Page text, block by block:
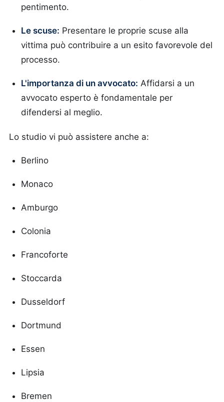
pentimento.
Le scuse: Presentare le proprie scuse alla
vittima può contribuire a un esito favorevole del
processo.
L'importanza di un avvocato: Affidarsi a un
avvocato esperto è fondamentale per
difendersi al meglio.
Lo studio vi può assistere anche a:
Berlino
Monaco
Amburgo
Colonia
Francoforte
Stoccarda
Dusseldorf
Dortmund
Essen
Lipsia
Bremen